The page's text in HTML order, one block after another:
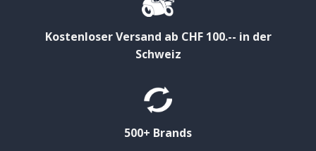
Kostenloser Versand ab CHF 100.-- in der
Schweiz
500+ Brands